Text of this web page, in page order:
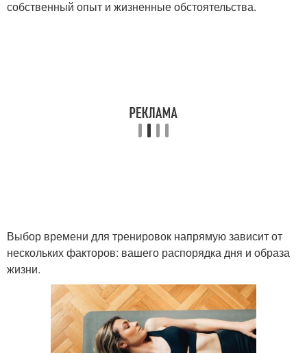
собственный опыт и жизненные обстоятельства.
Выбор времени для тренировок напрямую зависит от
нескольких факторов: вашего распорядка дня и образа
жизни.